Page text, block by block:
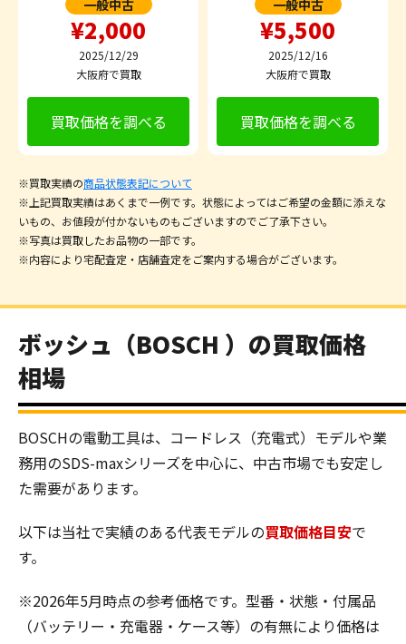
一般中古
¥2,000
2025/12/29
大阪府で買取
買取価格を調べる
一般中古
¥5,500
2025/12/16
大阪府で買取
買取価格を調べる
※買取実績の商品状態表記について
※上記買取実績はあくまで一例です。状態によってはご希望の金額に添えな
いもの、お値段が付かないものもございますのでご了承下さい。
※写真は買取したお品物の一部です。
※内容により宅配査定・店舗査定をご案内する場合がございます。
ボッシュ（BOSCH ）の買取価格
相場
BOSCHの電動工具は、コードレス（充電式）モデルや業
務用のSDS-maxシリーズを中心に、中古市場でも安定し
た需要があります。
以下は当社で実績のある代表モデルの買取価格目安で
す。
※2026年5月時点の参考価格です。型番・状態・付属品
（バッテリー・充電器・ケース等）の有無により価格は